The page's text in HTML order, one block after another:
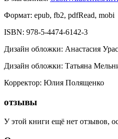
Формат: epub, fb2, pdfRead, mobi
ISBN: 978-5-4474-6142-3
Дизайн обложки: Анастасия
Дизайн обложки: Татьяна
Корректор: Юлия Полященко
отзывы
У этой книги ещё нет отзывов,